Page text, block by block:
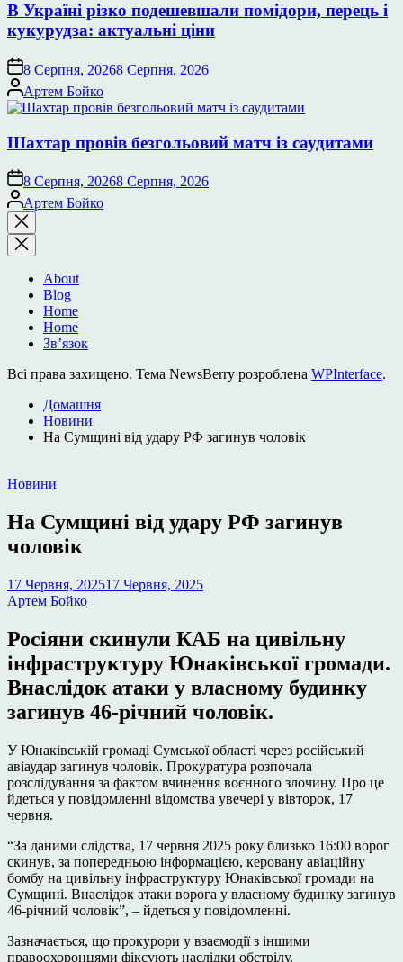
В Україні різко подешевшали помідори, перець і
кукурудза: актуальні ціни
8 Серпня, 20268 Серпня, 2026
Опубліковано
Артем Бойко
Шахтар провів безгольовий матч із саудитами
8 Серпня, 20268 Серпня, 2026
Опубліковано
Артем Бойко
Закрити
пошук
About
Blog
Home
Home
Зв’язок
Всі права захищено. Тема NewsBerry розроблена WPInterface.
Домашня
Новини
На Сумщині від удару РФ загинув чоловік
Опублікувати
Новини
На Сумщині від удару РФ загинув
чоловік
17 Червня, 202517 Червня, 2025
Артем Бойко
Росіяни скинули КАБ на цивільну
інфраструктуру Юнаківської громади.
Внаслідок атаки у власному будинку
загинув 46-річний чоловік.
У Юнаківській громаді Сумської області через російський
авіаудар загинув чоловік. Прокуратура розпочала
розслідування за фактом вчинення воєнного злочину. Про це
йдеться у повідомленні відомства увечері у вівторок, 17
червня.
“За даними слідства, 17 червня 2025 року близько 16:00 ворог
скинув, за попередньою інформацією, керовану авіаційну
бомбу на цивільну інфраструктуру Юнаківської громади на
Сумщині. Внаслідок атаки ворога у власному будинку загинув
46-річний чоловік”, – йдеться у повідомленні.
Зазначається, що прокурори у взаємодії з іншими
правоохоронцями фіксують наслідки обстрілу.